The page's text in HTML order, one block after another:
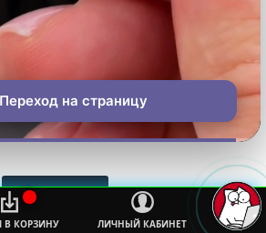
%s
В КОРЗИНУ ЛИЧНЫЙ КАБИНЕТ
Переход на страницу